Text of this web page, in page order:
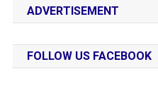
ADVERTISEMENT
FOLLOW US FACEBOOK